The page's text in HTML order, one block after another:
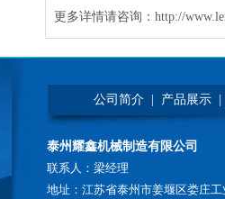
更多详情请咨询： http://
公司简介 产品展示
泰州耀鑫机械制造有限公司
联系人：梁经理
地址：江苏省泰州市姜堰区娄庄工